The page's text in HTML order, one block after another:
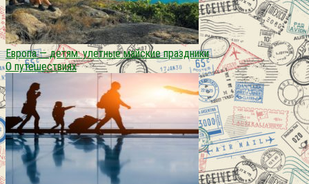
Европа — детям: улетные майские праздники
О путешествиях